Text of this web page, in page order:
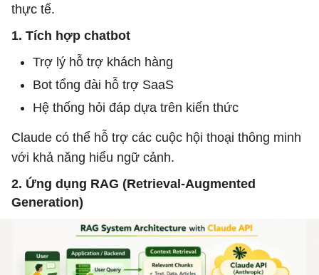
thực tế.
1. Tích hợp chatbot
Trợ lý hỗ trợ khách hàng
Bot tổng đài hỗ trợ SaaS
Hệ thống hỏi đáp dựa trên kiến ​​thức
Claude có thể hỗ trợ các cuộc hội thoại thông minh
với khả năng hiểu ngữ cảnh.
2. Ứng dụng RAG (Retrieval-Augmented
Generation)